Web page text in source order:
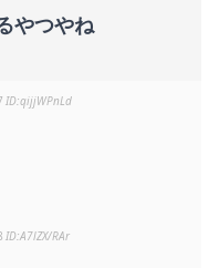
やつやね
qijjWPnLd
A7lZX/RAr